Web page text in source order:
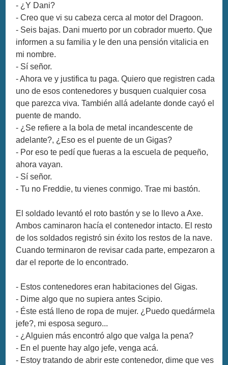
- ¿Y Dani?
- Creo que vi su cabeza cerca al motor del Dragoon.
- Seis bajas. Dani muerto por un cobrador muerto. Que
informen a su familia y le den una pensión vitalicia en
mi nombre.
- Sí señor.
- Ahora ve y justifica tu paga. Quiero que registren cada
uno de esos contenedores y busquen cualquier cosa
que parezca viva. También allá adelante donde cayó el
puente de mando.
- ¿Se refiere a la bola de metal incandescente de
adelante?, ¿Eso es el puente de un Gigas?
- Por eso te pedí que fueras a la escuela de pequeño,
ahora vayan.
- Sí señor.
- Tu no Freddie, tu vienes conmigo. Trae mi bastón.
El soldado levantó el roto bastón y se lo llevo a Axe.
Ambos caminaron hacía el contenedor intacto. El resto
de los soldados registró sin éxito los restos de la nave.
Cuando terminaron de revisar cada parte, empezaron a
dar el reporte de lo encontrado.
- Estos contenedores eran habitaciones del Gigas.
- Dime algo que no supiera antes Scipio.
- Éste está lleno de ropa de mujer. ¿Puedo quedármela
jefe?, mi esposa seguro...
- ¿Alguien más encontró algo que valga la pena?
- En el puente hay algo jefe, venga acá.
- Estoy tratando de abrir este contenedor, dime que ves